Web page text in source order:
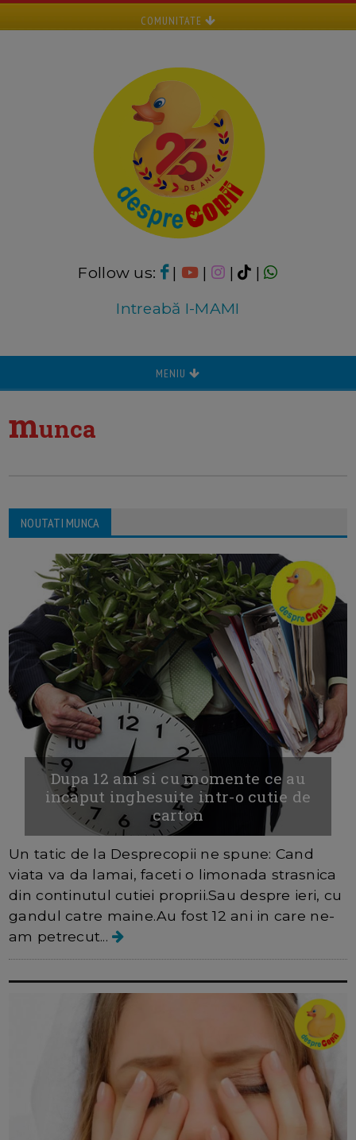
COMUNITATE
Follow us: | | |
|
Intreabă I-MAMI
MENIU
munca
NOUTATI MUNCA
Dupa 12 ani si cu momente ce au
incaput inghesuite intr-o cutie de
carton
Un tatic de la Desprecopii ne spune: Cand
viata va da lamai, faceti o limonada strasnica
din continutul cutiei proprii.Sau despre ieri, cu
gandul catre maine.Au fost 12 ani in care ne-
am petrecut...